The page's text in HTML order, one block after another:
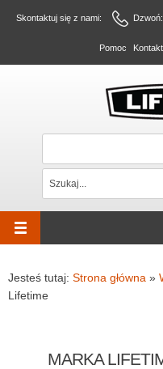
Skontaktuj się z nami:
Pomoc Kontakt
Jesteś tutaj: Strona główna »
Lifetime
MARKA